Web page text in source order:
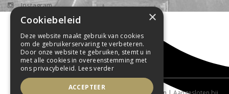
Instagram
×
Cookiebeleid
Deze website maakt gebruik van cookies
om de gebruikerservaring te verbeteren.
Door onze website te gebruiken, stemt u in
met alle cookies in overeenstemming met
ons privacybeleid. Lees verder
ACCEPTEER